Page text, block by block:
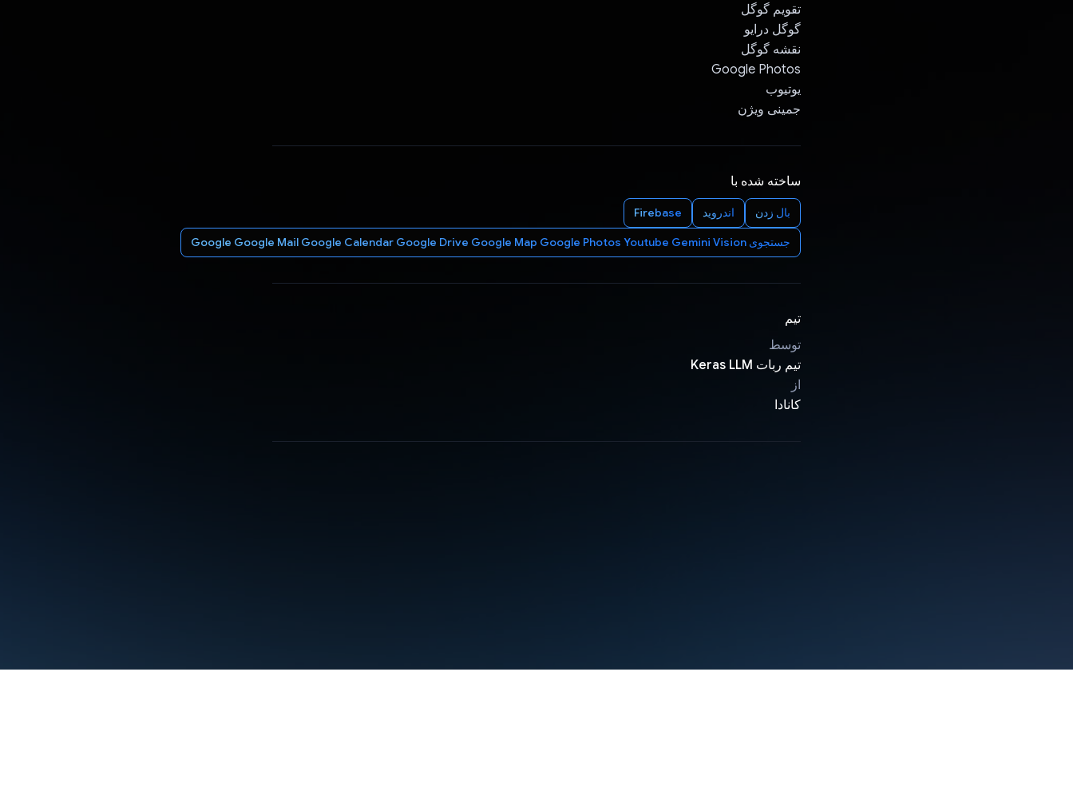
تقویم گوگل
گوگل درایو
نقشه گوگل
Google Photos
یوتیوب
جمینی ویژن
ساخته شده با
بال زدن اندروید Firebase
جستجوی Google Google Mail Google Calendar Google Drive Google Map Google Photos Youtube Gemini Vision
تیم
توسط
تیم ربات Keras LLM
از
کانادا